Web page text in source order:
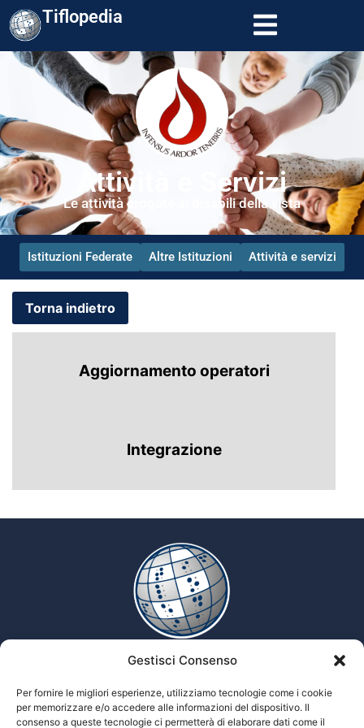
Gestisci Consenso
Per fornire le migliori esperienze, utilizziamo tecnologie come i cookie
per memorizzare e/o accedere alle informazioni del dispositivo. Il
consenso a queste tecnologie ci permetterà di elaborare dati come il
Tiflopedia
Attività e Servizi
Le attività erogate ai disabili della vista
Istituzioni Federate Altre Istituzioni Attività e servizi
Aggiornamento operatori
Integrazione